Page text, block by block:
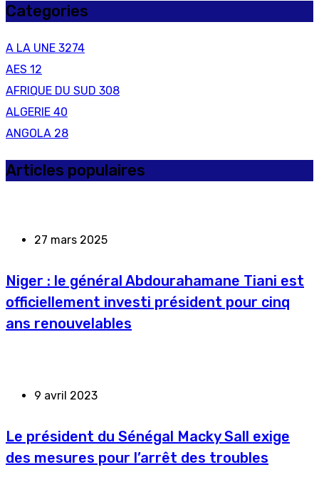
Categories
A LA UNE 3274
AES 12
AFRIQUE DU SUD 308
ALGERIE 40
ANGOLA 28
Articles populaires
27 mars 2025
Niger : le général Abdourahamane Tiani est
officiellement investi président pour cinq
ans renouvelables
9 avril 2023
Le président du Sénégal Macky Sall exige
des mesures pour l’arrêt des troubles